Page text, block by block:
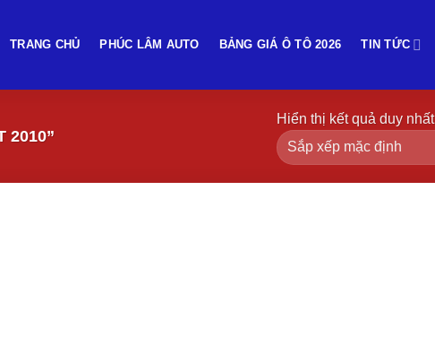
TRANG CHỦ PHÚC LÂM AUTO BẢNG GIÁ Ô TÔ 2026 TIN TỨC
2010”
Hiển thị kết quả duy nhất